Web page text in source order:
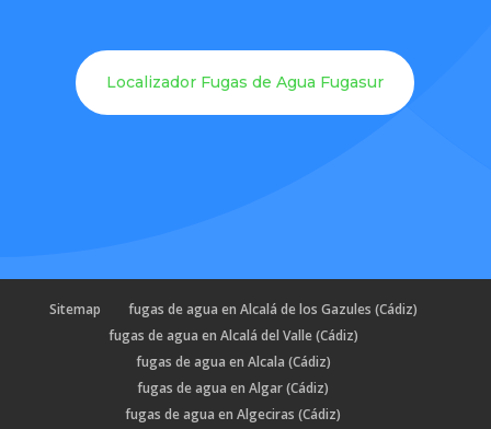
Localizador Fugas de Agua Fugasur
Sitemap
fugas de agua en Alcalá de los Gazules (Cádiz)
fugas de agua en Alcalá del Valle (Cádiz)
fugas de agua en Alcala (Cádiz)
fugas de agua en Algar (Cádiz)
fugas de agua en Algeciras (Cádiz)